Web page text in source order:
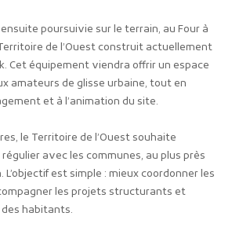
poursuivie sur le terrain, au Four à
de l’Ouest construit actuellement
Cet équipement viendra offrir un espace
amateurs de glisse urbaine, tout en
et à l’animation du site.
le Territoire de l’Ouest souhaite
avec les communes, au plus près
est simple : mieux coordonner les
les projets structurants et
habitants.